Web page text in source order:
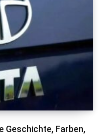
Geschichte, Farben,